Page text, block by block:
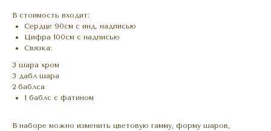
В стоимость входит:
Сердце 90см с инд. надписью
Цифра 100см с надписью
Связка:
3 шара хром
3 дабл шара
2 баблса
1 баблс с фатином
В наборе можно изменить цветовую гамму, форму шаров,